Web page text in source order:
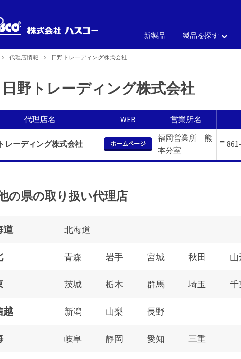
新製品 製品を探す
製品
月29日更新
製品型式
で探す
製品名
で探す
車の部位
で探す
製品のお取り扱い よくある質問
企業理念 会社概要
代理店情報 日野トレーディング株式会社
日野トレーディング株式会社
代理店名 WEB 営業所名
レーディング株式会社 ホームページ
福岡営業所 熊
本分室
〒
の県の取り扱い代理店
道 北海道
青森 岩手 宮城 秋田 山
茨城 栃木 群馬 埼玉 千
越 新潟 山梨 長野
岐阜 静岡 愛知 三重